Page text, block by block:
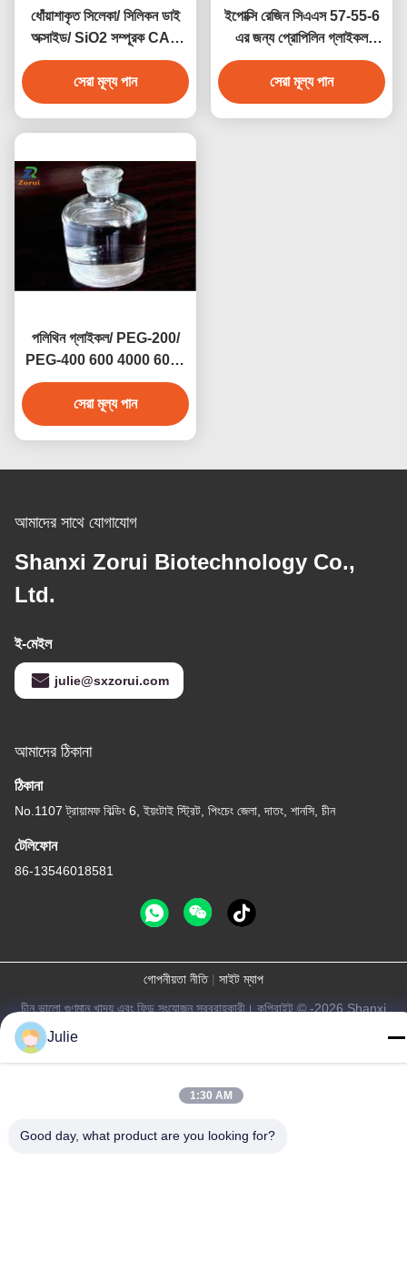
ধোঁয়াশাকৃত সিলেকা/ সিলিকন ডাই
অক্সাইড/ SiO2 সম্পূরক CAS
7631-86-9 E551
সেরা মূল্য পান
ইপোক্সি রেজিন সিএএস 57-55-6
এর জন্য প্রোপিলিন গ্লাইকল
ইন্ডাস্ট্রিয়াল গ্রেড কেমিক্যালস পিজি
সেরা মূল্য পান
পলিথিন গ্লাইকল/ PEG-200/
PEG-400 600 4000 6000
8000 CAS 25322-68-3
সেরা মূল্য পান
আমাদের সাথে যোগাযোগ
Shanxi Zorui Biotechnology Co.,
Ltd.
ই-মেইল
julie@sxzorui.com
আমাদের ঠিকানা
ঠিকানা
No.1107 ট্রায়ামফ বিল্ডিং 6, ইয়ংটাই স্ট্রিট, পিংচেং জেলা, দাতং, শানসি, চীন
টেলিফোন
86-13546018581
গোপনীয়তা নীতি| সাইট ম্যাপ
চীন ভালো গুণমান খাদ্য এবং ফিড সংযোজন সরবরাহকারী। কপিরাইট © -2026 Shanxi
Zorui Biotechnology Co., Ltd. . সব সমস্ত অধিকার সংরক্ষিত।
Julie
1:30 AM
Good day, what product are you looking for?